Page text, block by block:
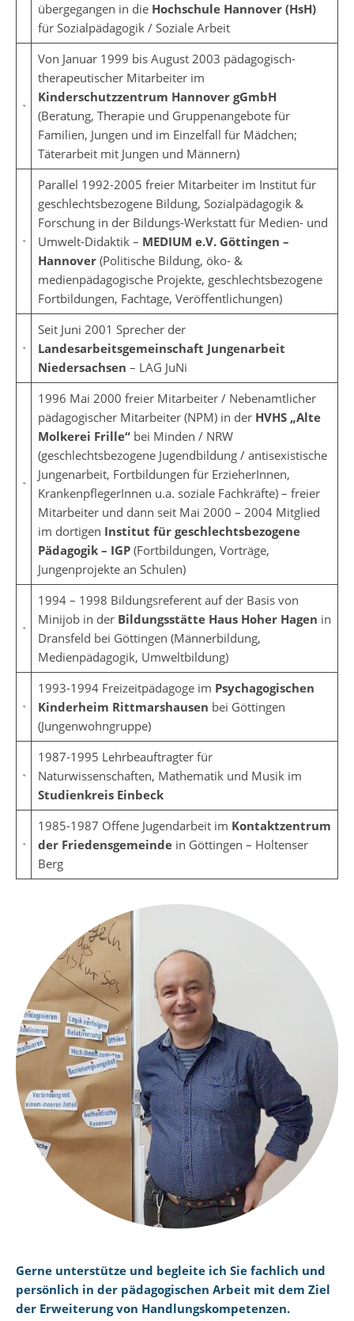
übergegangen in die Hochschule Hannover (HsH)
für Sozialpädagogik / Soziale Arbeit
Von Januar 1999 bis August 2003 pädagogisch-
therapeutischer Mitarbeiter im
Kinderschutzzentrum Hannover gGmbH
(Beratung, Therapie und Gruppenangebote für
Familien, Jungen und im Einzelfall für Mädchen;
Täterarbeit mit Jungen und Männern)
Parallel 1992-2005 freier Mitarbeiter im Institut für
geschlechtsbezogene Bildung, Sozialpädagogik &
Forschung in der Bildungs-Werkstatt für Medien- und
Umwelt-Didaktik – MEDIUM e.V. Göttingen –
Hannover(Politische Bildung, öko- &
medienpädagogische Projekte, geschlechtsbezogene
Fortbildungen, Fachtage, Veröffentlichungen)
Seit Juni 2001 Sprecher der
Landesarbeitsgemeinschaft Jungenarbeit
Niedersachsen – LAG JuNi
1996 Mai 2000 freier Mitarbeiter / Nebenamtlicher
pädagogischer Mitarbeiter (NPM) in der HVHS „Alte
Molkerei Frille“ bei Minden / NRW
(geschlechtsbezogene Jugendbildung / antisexistische
Jungenarbeit, Fortbildungen für ErzieherInnen,
KrankenpflegerInnen u.a. soziale Fachkräfte) – freier
Mitarbeiter und dann seit Mai 2000 – 2004 Mitglied
im dortigen Institut für geschlechtsbezogene
Pädagogik – IGP (Fortbildungen, Vorträge,
Jungenprojekte an Schulen)
1994 – 1998 Bildungsreferent auf der Basis von
Minijob in der Bildungsstätte Haus Hoher Hagen in
Dransfeld bei Göttingen (Männerbildung,
Medienpädagogik, Umweltbildung)
1993-1994 Freizeitpädagoge im Psychagogischen
Kinderheim Rittmarshausen bei Göttingen
(Jungenwohngruppe)
1987-1995 Lehrbeauftragter für
Naturwissenschaften, Mathematik und Musik im
Studienkreis Einbeck
1985-1987 Offene Jugendarbeit im Kontaktzentrum
der Friedensgemeindein Göttingen – Holtenser
Berg
Gerne unterstütze und begleite ich Sie fachlich und
persönlich in der pädagogischen Arbeit mit dem Ziel
der Erweiterung von Handlungskompetenzen.